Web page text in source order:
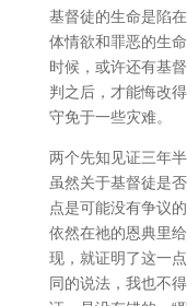
基督徒的生命是陷
体情欲和罪恶的生
时候，或许还有基
判之后，才能悔改
守免于一些灾难。
两个先知见证三年
虽然关于基督徒是
点是可能没有争议
依然在祂的恩典里
现，就证明了这一
同的说法，我也不